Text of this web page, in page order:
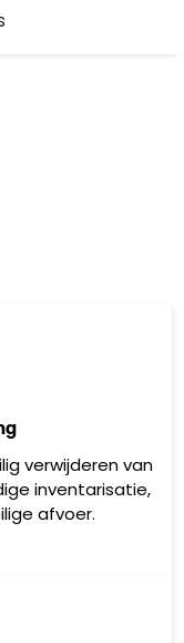
verwijderen van
inventarisatie,
afvoer.